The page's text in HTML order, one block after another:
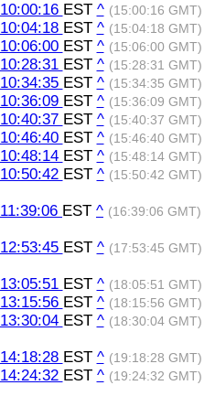
10:00:16 EST ^ (15:00:16 GMT)
10:04:18 EST ^ (15:04:18 GMT)
10:06:00 EST ^ (15:06:00 GMT)
10:28:31 EST ^ (15:28:31 GMT)
10:34:35 EST ^ (15:34:35 GMT)
10:36:09 EST ^ (15:36:09 GMT)
10:40:37 EST ^ (15:40:37 GMT)
10:46:40 EST ^ (15:46:40 GMT)
10:48:14 EST ^ (15:48:14 GMT)
10:50:42 EST ^ (15:50:42 GMT)
11:39:06 EST ^ (16:39:06 GMT)
12:53:45 EST ^ (17:53:45 GMT)
13:05:51 EST ^ (18:05:51 GMT)
13:15:56 EST ^ (18:15:56 GMT)
13:30:04 EST ^ (18:30:04 GMT)
14:18:28 EST ^ (19:18:28 GMT)
14:24:32 EST ^ (19:24:32 GMT)